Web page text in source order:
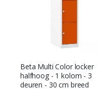
Beta Multi Color locker
halfhoog - 1 kolom - 3
deuren - 30 cm breed